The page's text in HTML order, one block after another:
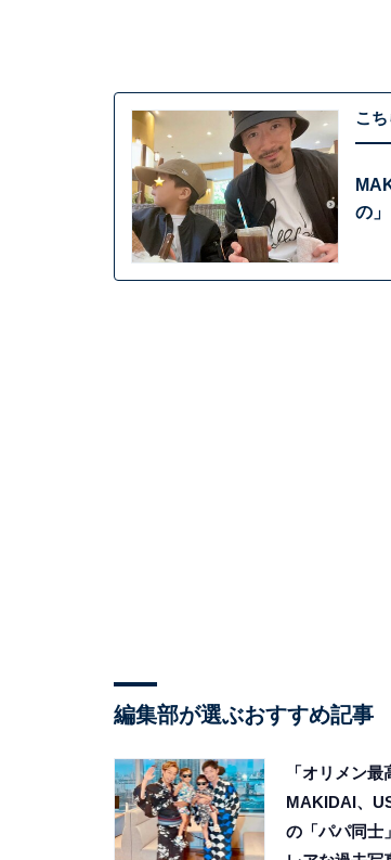
こ
の
編集部が選ぶおすすめ記事
「オリメン最
MAKIDAI、
の「パパ同士